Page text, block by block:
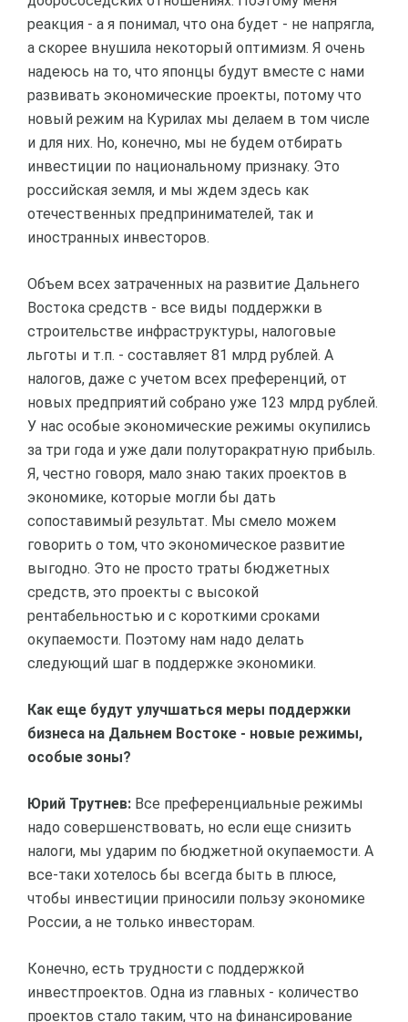
реакция - а я понимал, что она будет - не напрягла,
а скорее внушила некоторый оптимизм. Я очень
надеюсь на то, что японцы будут вместе с нами
развивать экономические проекты, потому что
новый режим на Курилах мы делаем в том числе
и для них. Но, конечно, мы не будем отбирать
инвестиции по национальному признаку. Это
российская земля, и мы ждем здесь как
отечественных предпринимателей, так и
иностранных инвесторов.
Объем всех затраченных на развитие Дальнего
Востока средств - все виды поддержки в
строительстве инфраструктуры, налоговые
льготы и т.п. - составляет 81 млрд рублей. А
налогов, даже с учетом всех преференций, от
новых предприятий собрано уже 123 млрд рублей.
У нас особые экономические режимы окупились
за три года и уже дали полуторакратную прибыль.
Я, честно говоря, мало знаю таких проектов в
экономике, которые могли бы дать
сопоставимый результат. Мы смело можем
говорить о том, что экономическое развитие
выгодно. Это не просто траты бюджетных
средств, это проекты с высокой
рентабельностью и с короткими сроками
окупаемости. Поэтому нам надо делать
следующий шаг в поддержке экономики.
Как еще будут улучшаться меры поддержки
бизнеса на Дальнем Востоке - новые режимы,
особые зоны?
Юрий Трутнев: Все преференциальные режимы
надо совершенствовать, но если еще снизить
налоги, мы ударим по бюджетной окупаемости. А
все-таки хотелось бы всегда быть в плюсе,
чтобы инвестиции приносили пользу экономике
России, а не только инвесторам.
Конечно, есть трудности с поддержкой
инвестпроектов. Одна из главных - количество
проектов стало таким, что на финансирование